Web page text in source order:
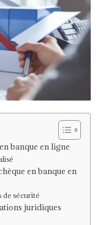
banque en ligne
en banque en
de sécurité
juridiques